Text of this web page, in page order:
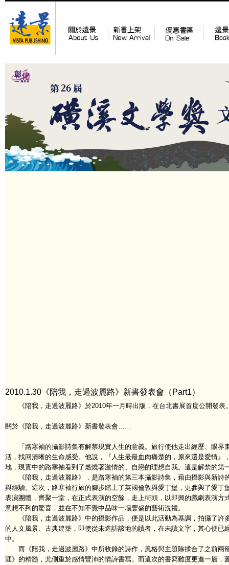
2010.1.30《陪我，走過波麗路》新書發表會（Part1）
《陪我，走過波麗路》於2010年一月時出版，在台北書展首度公開發表
關於《陪我，走過波麗路》新書發表會……
「路寒袖的攝影詩集有解禁現實人生的意義。旅行使他走出經歷、眼界
活，找回清晰的生命感受。他說，『人生最最血肉痛楚的，原來還是愛情
地，現實中的路寒袖看到了燃燒著激情的、自戀的理想自我。這是解禁的第
《陪我，走過波麗路》，是路寒袖的第三本攝影詩集，藉由攝影與新詩
與經驗。這次，路寒袖行旅的腳步踏上了英國倫敦與愛丁堡，更參與了愛
表演團體，齊聚一堂，在正式表演的空餘，走上街頭，以即興的戲劇表演
意想不到的驚喜，並在不知不覺中品味一場豐盛的藝術洗禮。
《陪我，走過波麗路》中的攝影作品，便是以此活動為基調，拍攝了許
的人文風景、古典建築，即使從未造訪該地的讀者，在未讀文字，其心便
中。
而《陪我，走過波麗路》中所收錄的詩作，風格與主題除揉合了之前兩
涯》的精髓，尤側重於感情豐沛的情詩書寫。而這次的書寫難度更進一層